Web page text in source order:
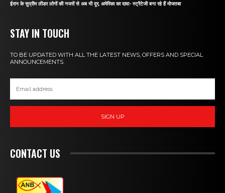
ईरान के सुप्रीम लीडर लोगों की नजरों से अब भी दूर, अमेरिका का दावा- स्ट्रैटेजी बना रहे हैं मोजतबा
STAY IN TOUCH
TO BE UPDATED WITH ALL THE LATEST NEWS, OFFERS AND SPECIAL
ANNOUNCEMENTS.
SIGN UP
CONTACT US